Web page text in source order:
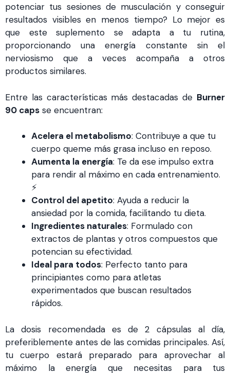
potenciar tus sesiones de musculación y conseguir
resultados visibles en menos tiempo? Lo mejor es
que este suplemento se adapta a tu rutina,
proporcionando una energía constante sin el
nerviosismo que a veces acompaña a otros
productos similares.
Entre las características más destacadas de Burner
90 caps se encuentran:
Acelera el metabolismo: Contribuye a que tu
cuerpo queme más grasa incluso en reposo.
Aumenta la energía: Te da ese impulso extra
para rendir al máximo en cada entrenamiento.
⚡
Control del apetito: Ayuda a reducir la
ansiedad por la comida, facilitando tu dieta.
Ingredientes naturales: Formulado con
extractos de plantas y otros compuestos que
potencian su efectividad.
Ideal para todos: Perfecto tanto para
principiantes como para atletas
experimentados que buscan resultados
rápidos.
La dosis recomendada es de 2 cápsulas al día,
preferiblemente antes de las comidas principales. Así,
tu cuerpo estará preparado para aprovechar al
máximo la energía que necesitas para tus